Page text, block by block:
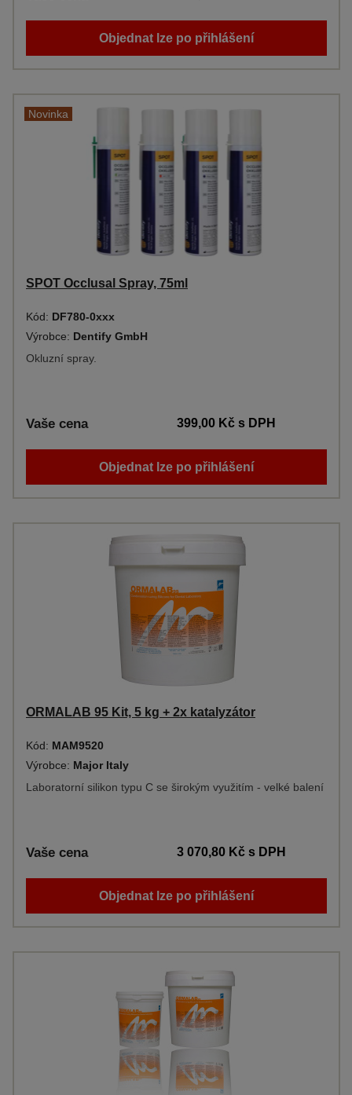
Objednat lze po přihlášení
Novinka
SPOT Occlusal Spray, 75ml
Kód: DF780-0xxx
Výrobce: Dentify GmbH
Okluzní spray.
Vaše cena 399,00 Kčs DPH
Objednat lze po přihlášení
ORMALAB 95 Kit, 5 kg + 2x katalyzátor
Kód: MAM9520
Výrobce: Major Italy
Laboratorní silikon typu C se širokým využitím - velké balení
Vaše cena 3 070,80 Kčs DPH
Objednat lze po přihlášení